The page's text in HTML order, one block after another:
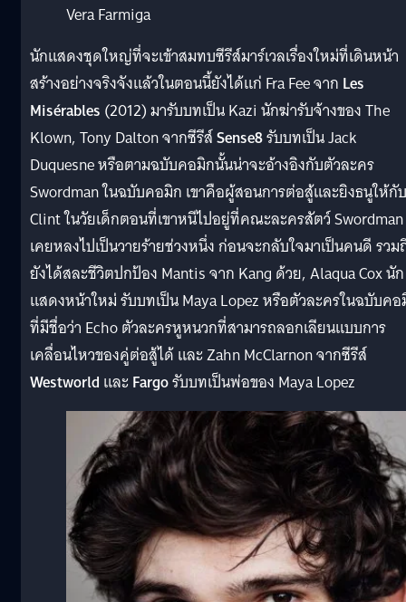
Vera Farmiga
นักแสดงชุดใหญ่ที่จะเข้าสมทบซีรีส์มาร์เวลเรื่องใหม่ที่เดินหน้า
สร้างอย่างจริงจังแล้วในตอนนี้ยังได้แก่ Fra Fee จาก Les
Misérables (2012) มารับบทเป็น Kazi นักฆ่ารับจ้างของ The
Klown, Tony Dalton จากซีรีส์Sense8รับบทเป็น Jack
Duquesne หรือตามฉบับคอมิกนั้นน่าจะอ้างอิงกับตัวละคร
Swordman ในฉบับคอมิก เขาคือผู้สอนการต่อสู้และยิงธนูให้กับ
Clint ในวัยเด็กตอนที่เขาหนีไปอยู่ที่คณะละครสัตว์ Swordman
เคยหลงไปเป็นวายร้ายช่วงหนึ่ง ก่อนจะกลับใจมาเป็นคนดี รวม
ยังได้สละชีวิตปกป้อง Mantis จาก Kang ด้วย, Alaqua Cox นัก
แสดงหน้าใหม่ รับบทเป็น Maya Lopez หรือตัวละครในฉบับค
ที่มีชื่อว่า Echo ตัวละครหูหนวกที่สามารถลอกเลียนแบบการ
เคลื่อนไหวของคู่ต่อสู้ได้ และ Zahn McClarnon จากซีรีส์
Westworld และFargoรับบทเป็นพ่อของ Maya Lopez